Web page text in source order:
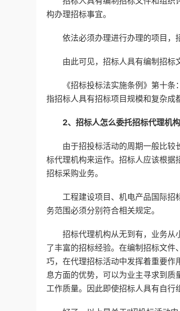
构办理招标事宜。
依法必须办理进行办理的项目，招
由此可见，招标人具有编制招标文
《招标投标法实施条例》第十条
指招标人具有招标项目规模和复杂成
2、招标人怎么委托招标代理机
由于招投标活动的周期一般比较
标代理机构来运作。招标人应该根
招标采购业务。
工程建设项目、机电产品国际招
务范围必须分别符合相关规定。
招标代理机构从无到有，业务从
了丰富的招标经验。在编制招标文
巧，在代理招标活动中发挥着重要
息方面的优势，可以为业主寻求到
工作质量。因此即使招标人具有自行